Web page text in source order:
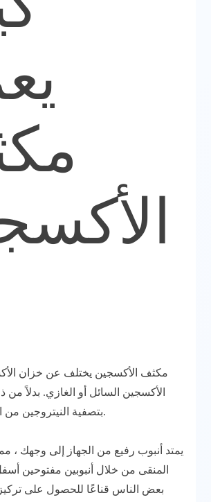
مكثف الأكسجين يختلف عن خزان
الأكسجين السائل أو الغازي. بدلاً من
بتصفية النيتروجين من الهواء المحيط بك.
يمتد أنبوب رفيع من الجهاز إلى وجهك ،
المنقى من خلال أنبوبين مفتوحين
بعض الناس قناعًا للحصول على